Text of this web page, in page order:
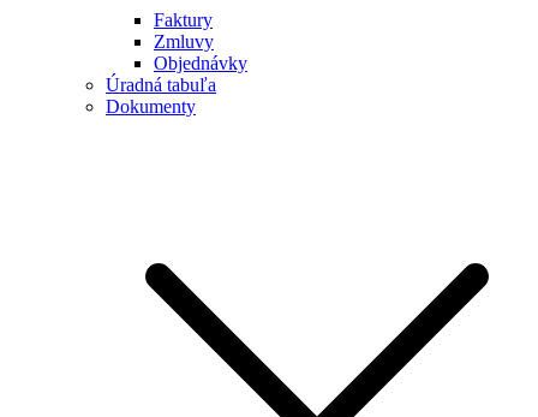
Faktury
Zmluvy
Objednávky
Úradná tabuľa
Dokumenty